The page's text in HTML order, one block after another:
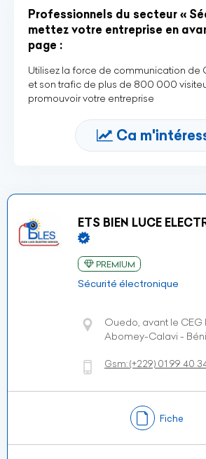
Professionnels du secteur «
mettez votre entreprise en
page :
Utilisez la force de communication de
et son trafic de plus de 800 000
promouvoir votre entreprise
Ca
ETS BIEN LUCE
PREMIUM
Sécurité électronique
Ouedo, avant le CEG
Abomey-Calavi -
Gsm:(+229) 01 99 40
Fiche